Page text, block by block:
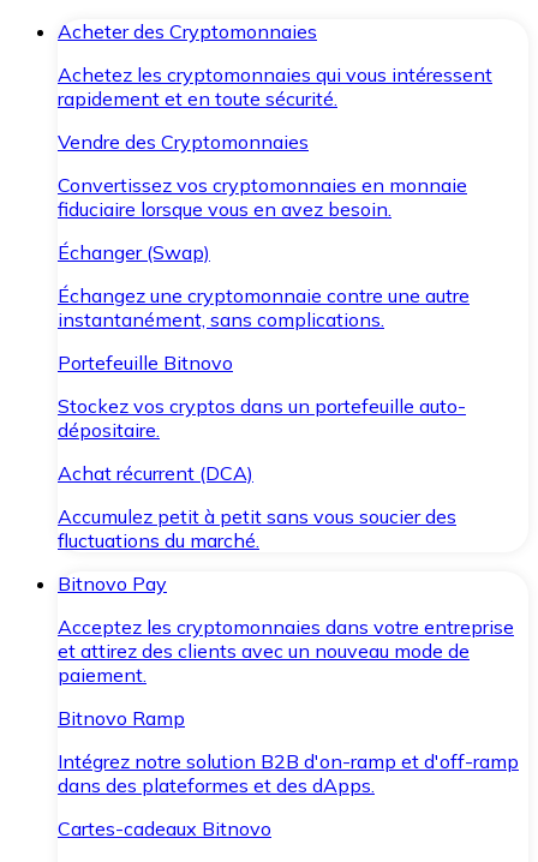
Acheter des Cryptomonnaies
Achetez les cryptomonnaies qui vous intéressent
rapidement et en toute sécurité.
Vendre des Cryptomonnaies
Convertissez vos cryptomonnaies en monnaie
fiduciaire lorsque vous en avez besoin.
Échanger (Swap)
Échangez une cryptomonnaie contre une autre
instantanément, sans complications.
Portefeuille Bitnovo
Stockez vos cryptos dans un portefeuille auto-
dépositaire.
Achat récurrent (DCA)
Accumulez petit à petit sans vous soucier des
fluctuations du marché.
Bitnovo Pay
Acceptez les cryptomonnaies dans votre entreprise
et attirez des clients avec un nouveau mode de
paiement.
Bitnovo Ramp
Intégrez notre solution B2B d'on-ramp et d'off-ramp
dans des plateformes et des dApps.
Cartes-cadeaux Bitnovo